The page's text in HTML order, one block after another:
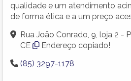
qualidade e um atendimento
de forma ética e a um preço
Rua João Conrado, 9, loja 2 -
CE
Endereço copiado!
(85) 3297-1178